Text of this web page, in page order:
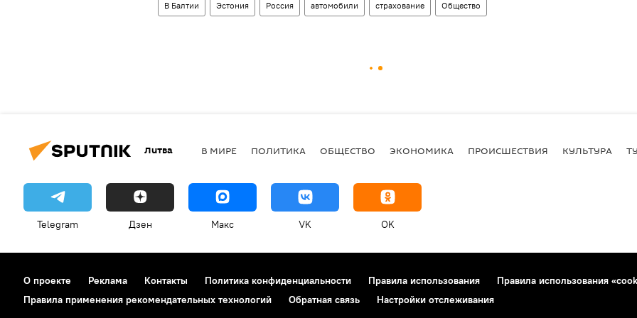
В Балтии Эстония Россия автомобили страхование Общество
Литва В МИРЕ ПОЛИТИКА ОБЩЕСТВО ЭКОНОМИКА ПРОИСШЕСТВИЯ КУЛЬТУРА
Telegram Дзен Макс VK OK
О проекте Реклама Контакты Политика конфиденциальности Правила использования
Правила использования
Правила применения рекомендательных технологий
Обратная связь Настройки отслеживания